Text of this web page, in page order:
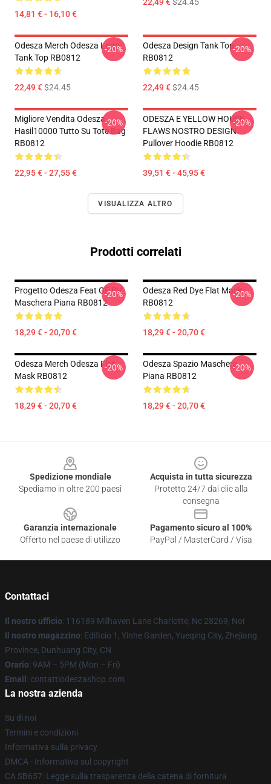
14,81 € - 16,10 €
Odesza Merch Odesza Logo
Tank Top RB0812
22,49 €$24.45
-20%
Odesza Design Tank Top
RB0812
22,49 €$24.45
-20%
Migliore Vendita Odesza
Hasil10000 Tutto Su Tote Bag
RB0812
22,95 € - 27,55 €
-20%
ODESZA E YELLOW HOUSE
FLAWS NOSTRO DESIGN
Pullover Hoodie RB0812
39,51 € - 45,95 €
-20%
VISUALIZZA ALTRO
Prodotti correlati
Progetto Odesza Feat GF BV
Maschera Piana RB0812
18,29 € - 20,70 €
-20%
Odesza Red Dye Flat Mask
RB0812
18,29 € - 20,70 €
-20%
Odesza Merch Odesza Flat
Mask RB0812
18,29 € - 20,70 €
-20%
Odesza Spazio Maschera
Piana RB0812
18,29 € - 20,70 €
-20%
Spedizione mondiale
Spediamo in oltre 200 paesi
Acquista in tutta sicurezza
Protetto 24/7 dai clic alla
consegna
Garanzia internazionale
Offerto nel paese di utilizzo
Pagamento sicuro al 100%
PayPal / MasterCard / Visa
Contattaci
Il nostro ufficio: 116189 Milhaven Lane Charlotte, Nc 28269, Noi
Il nostro magazzino: Edificio 1, Yinhe Garden, Yueqing City, Zhejiang
Province, Dunhuang City, CN
Orario: 9AM – 5PM (Mon – Fri)
Email : contattiodeszashop.com
La nostra azienda
Su di noi
Termini e condizioni
Informativa sulla privacy
DMCA - Informativa sul copyright
CA SB657: Legge sulla trasparenza della catena di fornitura